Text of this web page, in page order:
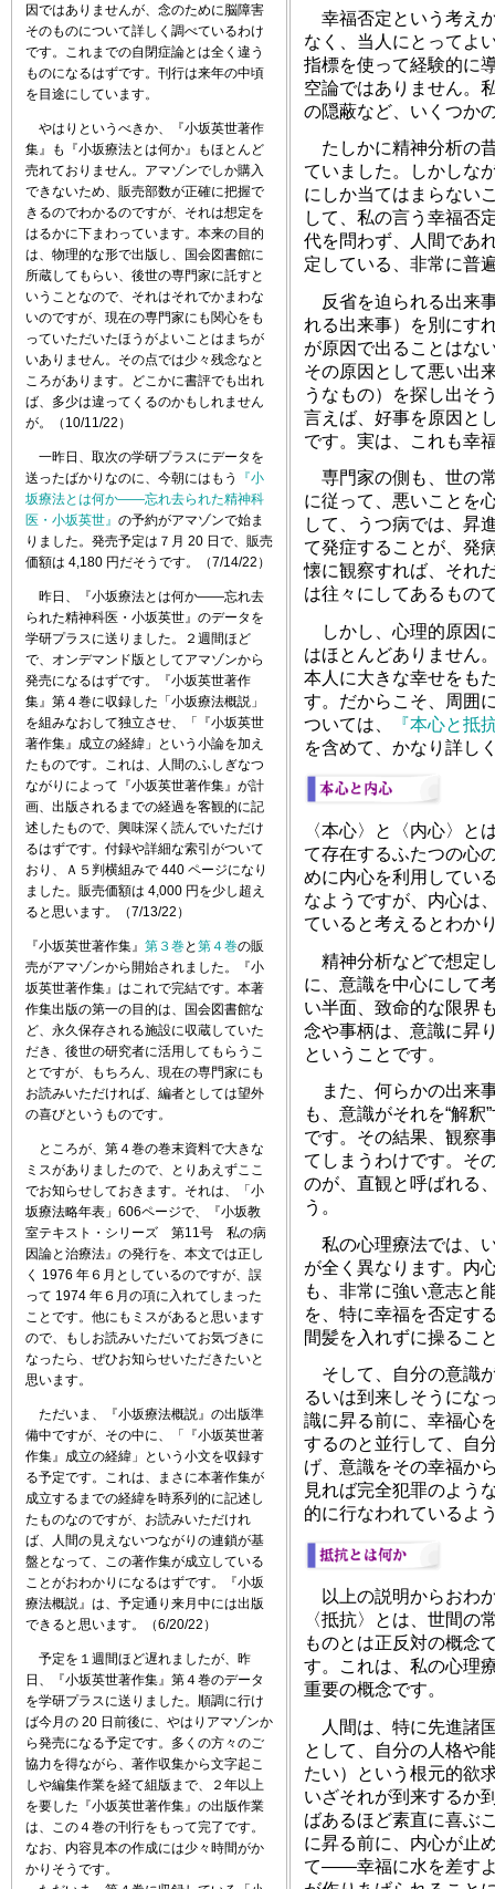
因ではありませんが、念のために脳障害
そのものについて詳しく調べているわけ
です。これまでの自閉症論とは全く違う
ものになるはずです。刊行は来年の中頃
を目途にしています。
やはりというべきか、『小坂英世著作
集』も『小坂療法とは何か』もほとんど
売れておりません。アマゾンでしか購入
できないため、販売部数が正確に把握で
きるのでわかるのですが、それは想定を
はるかに下まわっています。本来の目的
は、物理的な形で出版し、国会図書館に
所蔵してもらい、後世の専門家に託すと
いうことなので、それはそれでかまわな
いのですが、現在の専門家にも関心をも
っていただいたほうがよいことはまちが
いありません。その点では少々残念なと
ころがあります。どこかに書評でも出れ
ば、多少は違ってくるのかもしれません
が。（10/11/22）
一昨日、取次の学研プラスにデータを
送ったばかりなのに、今朝にはもう
『小
坂療法とは何か――忘れ去られた精神科
医・小坂英世』 の予約がアマゾンで始ま
りました。発売予定は７月 20 日で、販売
価額は 4,180 円だそうです。（7/14/22）
昨日、『小坂療法とは何か――忘れ去
られた精神科医・小坂英世』のデータを
学研プラスに送りました。２週間ほど
で、オンデマンド版としてアマゾンから
発売になるはずです。『小坂英世著作
集』第４巻に収録した「小坂療法概説」
を組みなおして独立させ、「『小坂英世
著作集』成立の経緯」という小論を加え
たものです。これは、人間のふしぎなつ
ながりによって『小坂英世著作集』が計
画、出版されるまでの経過を客観的に記
述したもので、興味深く読んでいただけ
るはずです。付録や詳細な索引がついて
おり、Ａ５判横組みで 440 ページになり
ました。販売価額は 4,000 円を少し超え
ると思います。（7/13/22）
『小坂英世著作集』 第３巻 と第４巻の販
売がアマゾンから開始されました。『小
坂英世著作集』はこれで完結です。本著
作集出版の第一の目的は、国会図書館な
ど、永久保存される施設に収蔵していた
だき、後世の研究者に活用してもらうこ
とですが、もちろん、現在の専門家にも
お読みいただければ、編者としては望外
の喜びというものです。
ところが、第４巻の巻末資料で大きな
ミスがありましたので、とりあえずここ
でお知らせしておきます。それは、「小
坂療法略年表」606ページで、『小坂教
室テキスト・シリーズ 第11号 私の病
因論と治療法』の発行を、本文では正し
く 1976 年６月としているのですが、誤
って 1974 年６月の項に入れてしまった
ことです。他にもミスがあると思います
ので、もしお読みいただいてお気づきに
なったら、ぜひお知らせいただきたいと
思います。
ただいま、『小坂療法概説』の出版準
備中ですが、その中に、「『小坂英世著
作集』成立の経緯」という小文を収録す
る予定です。これは、まさに本著作集が
成立するまでの経緯を時系列的に記述し
たものなのですが、お読みいただけれ
ば、人間の見えないつながりの連鎖が基
盤となって、この著作集が成立している
ことがおわかりになるはずです。『小坂
療法概説』は、予定通り来月中には出版
できると思います。（6/20/22）
予定を１週間ほど遅れましたが、昨
日、『小坂英世著作集』第４巻のデータ
を学研プラスに送りました。順調に行け
ば今月の 20 日前後に、やはりアマゾンか
ら発売になる予定です。多くの方々のご
協力を得ながら、著作収集から文字起こ
しや編集作業を経て組版まで、２年以上
を要した『小坂英世著作集』の出版作業
は、この４巻の刊行をもって完了です。
なお、内容見本の作成には少々時間がか
かりそうです。
幸福否定という考え
なく、当人にとってよ
指標を使って経験的に
空論ではありません。
の隠蔽など、いくつか
たしかに精神分析の
ていました。しかしな
にしか当てはまらない
して、私の言う幸福否
代を問わず、人間であ
定している、非常に普
反省を迫られる出来
れる出来事）を別にす
が原因で出ることはな
その原因として悪い出
うなもの）を探し出そ
言えば、好事を原因と
です。実は、これも幸
専門家の側も、世の
に従って、悪いことを
して、うつ病では、昇
て発症することが、発
懐に観察すれば、それ
は往々にしてあるもの
しかし、心理的原因
はほとんどありません
本人に大きな幸せをも
す。だからこそ、周囲
ついては、
『本心と抵
を含めて、かなり詳し
〈本心〉と〈内心〉と
て存在するふたつの心
めに内心を利用してい
なようですが、内心は
ていると考えるとわか
精神分析などで想定
に、意識を中心にして
い半面、致命的な限界
念や事柄は、意識に昇
ということです。
また、何らかの出来
も、意識がそれを“解
です。その結果、観察
てしまうわけです。そ
のが、直観と呼ばれる
う。
私の心理療法では、
が全く異なります。内
も、非常に強い意志と
を、特に幸福を否定す
間髪を入れずに操るこ
そして、自分の意識
るいは到来しそうにな
識に昇る前に、幸福心
するのと並行して、自
げ、意識をその幸福か
見れば完全犯罪のよう
的に行なわれている
以上の説明からおわ
〈抵抗〉とは、世間の
ものとは正反対の概念
す。これは、私の心理
重要の概念です。
人間は、特に先進諸
として、自分の人格や
たい）という根元的欲
いざそれが到来するか
ばあるほど素直に喜ぶ
に昇る前に、内心が止
て――幸福に水を差す